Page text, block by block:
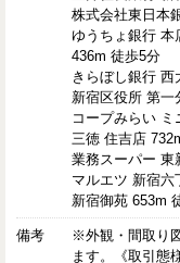
株式会社東日本
ゆうちょ銀行 本
436m 徒歩5分
きらぼし銀行
新宿区役所 第
コープみらい
三徳 住吉店
業務スーパー 東
マルエツ 新宿六
新宿御苑 653m
備考
※外観・間取り
ます。《取引態